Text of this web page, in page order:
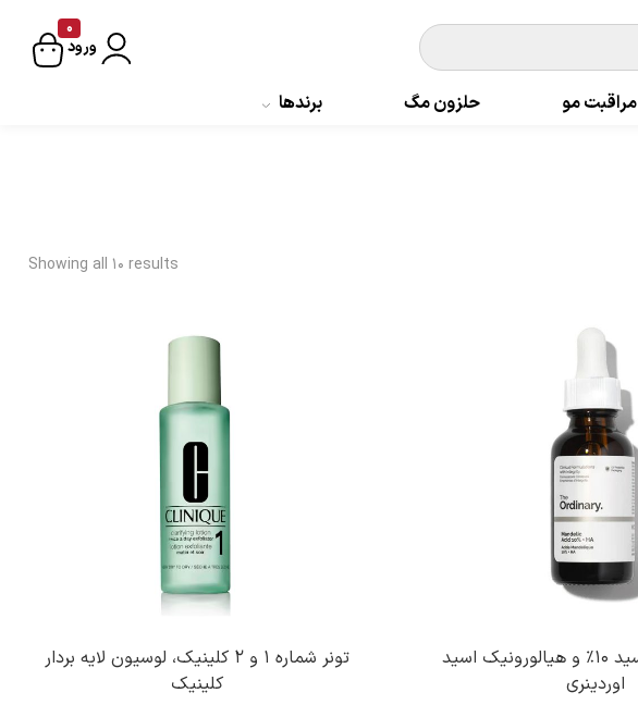
مراقبت مو حلزون مگ برندها
ورود
0
Showing all 10 results
سرم ماندلیک اسید ۱۰% و هیالورونیک اسید
اوردینری
تونر شماره 1 و 2 کلینیک، لوسیون لایه بردار
کلینیک